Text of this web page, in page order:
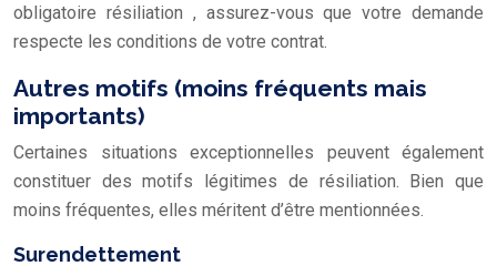
obligatoire résiliation , assurez-vous que votre demande
respecte les conditions de votre contrat.
Autres motifs (moins fréquents mais
importants)
Certaines situations exceptionnelles peuvent également
constituer des motifs légitimes de résiliation. Bien que
moins fréquentes, elles méritent d’être mentionnées.
Surendettement